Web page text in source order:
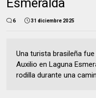
Esmeralda
6 31 diciembre 2025
Una turista brasileña
Auxilio en Laguna
rodilla durante una